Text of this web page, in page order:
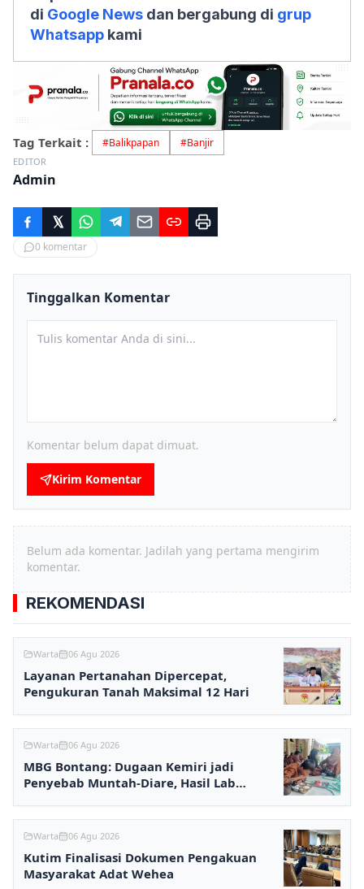
di Google News dan bergabung di grup
Whatsapp kami
Tag Terkait : #Balikpapan #Banjir
EDITOR
Admin
0 komentar
Tinggalkan Komentar
Komentar belum dapat dimuat.
Kirim Komentar
Belum ada komentar. Jadilah yang pertama mengirim
komentar.
REKOMENDASI
Warta 06 Agu 2026
Layanan Pertanahan Dipercepat,
Pengukuran Tanah Maksimal 12 Hari
Warta 06 Agu 2026
MBG Bontang: Dugaan Kemiri jadi
Penyebab Muntah-Diare, Hasil Lab
Warta 06 Agu 2026
Kutim Finalisasi Dokumen Pengakuan
Masyarakat Adat Wehea